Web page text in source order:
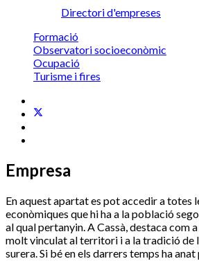
Directori d'empreses
Formació
Observatori socioeconòmic
Ocupació
Turisme i fires
Empresa
En aquest apartat es pot accedir a totes
econòmiques que hi ha a la població
al qual pertanyin. A Cassà, destaca com
molt vinculat al territori i a la tradició de
surera. Si bé en els darrers temps ha